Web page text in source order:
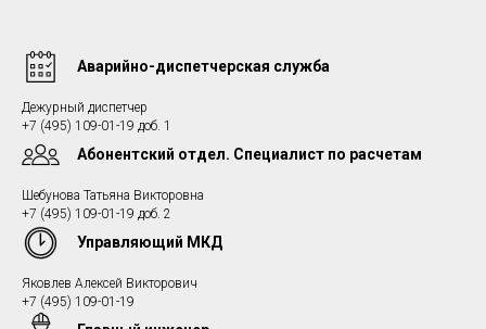
Аварийно-диспетчерская служба
Дежурный диспетчер
+7 (495) 109-01-19 доб. 1
Абонентский отдел. Специалист по расчетам
Шебунова Татьяна Викторовна
+7 (495) 109-01-19 доб. 2
Управляющий МКД
Яковлев Алексей Викторович
+7 (495) 109-01-19